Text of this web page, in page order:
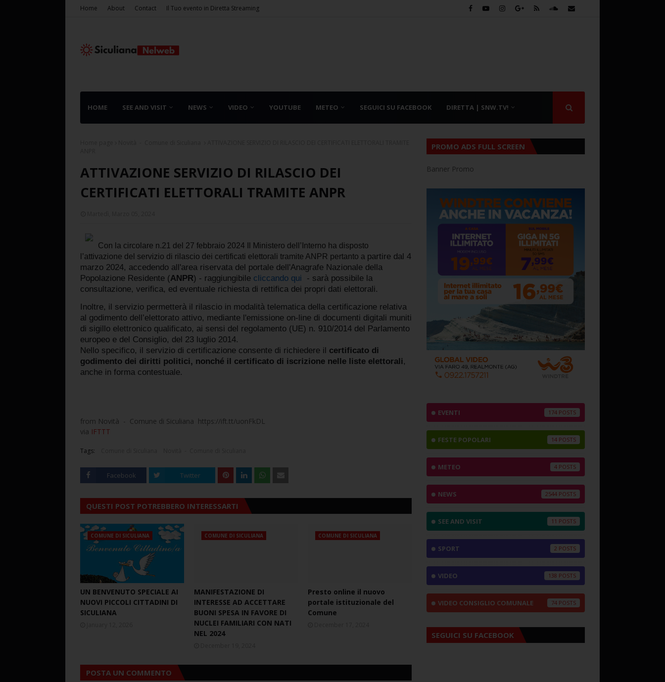
Home About Contact Il Tuo evento in Diretta Streaming
HOME SEE AND VISIT NEWS VIDEO YOUTUBE METEO SEGUICI SU FACEBOOK DIRETTA | SNW.TV!
ATTIVAZIONE SERVIZIO DI RILASCIO DEI
CERTIFICATI ELETTORALI TRAMITE ANPR
Con la circolare n.21 del 27 febbraio 2024 Il Ministero dell’Interno ha disposto
l’attivazione del servizio di rilascio dei certificati elettorali tramite ANPR pertanto a partire dal 4
marzo 2024, accedendo all'area riservata del portale dell'Anagrafe Nazionale della
Popolazione Residente (ANPR) - raggiungibile cliccando qui - sarà possibile la
consultazione, verifica, ed eventuale richiesta di rettifica dei propri dati elettorali.
Inoltre, il servizio permetterà il rilascio in modalità telematica della certificazione relativa
al godimento dell’elettorato attivo, mediante l'emissione on-line di documenti digitali muniti
di sigillo elettronico qualificato, ai sensi del regolamento (UE) n. 910/2014 del Parlamento
europeo e del Consiglio, del 23 luglio 2014.
Nello specifico, il servizio di certificazione consente di richiedere il certificato di
godimento dei diritti politici, nonché il certificato di iscrizione nelle liste elettorali,
anche in forma contestuale.
from Novità - Comune di Siculiana https://ift.tt/uonFkDL
via IFTTT
Tags:
Facebook Twitter
QUESTI POST POTREBBERO INTERESSARTI
COMUNE DI SICULIANA
UN BENVENUTO SPECIALE AI
NUOVI PICCOLI CITTADINI DI
SICULIANA
COMUNE DI SICULIANA
MANIFESTAZIONE DI
INTERESSE AD ACCETTARE
BUONI SPESA IN FAVORE DI
NUCLEI FAMILIARI CON NATI
NEL 2024
COMUNE DI SICULIANA
Presto online il nuovo
portale istituzionale del
Comune
POSTA UN COMMENTO
PROMO ADS FULL SCREEN
Banner Promo
EVENTI 174
FESTE POPOLARI 14
METEO 4
NEWS 2544
SEE AND VISIT 11
SPORT 2
VIDEO 138
VIDEO CONSIGLIO COMUNALE 74
SEGUICI SU FACEBOOK